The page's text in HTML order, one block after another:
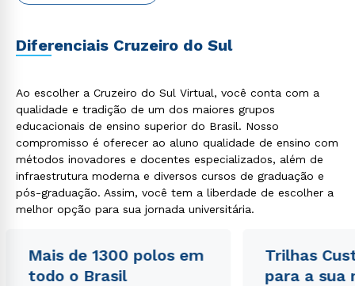
Diferenciais Cruzeiro do Sul
Ao escolher a Cruzeiro do Sul Virtual, você conta com a
qualidade e tradição de um dos maiores grupos
educacionais de ensino superior do Brasil. Nosso
compromisso é oferecer ao aluno qualidade de ensino com
métodos inovadores e docentes especializados, além de
infraestrutura moderna e diversos cursos de graduação e
pós-graduação. Assim, você tem a liberdade de escolher a
melhor opção para sua jornada universitária.
Mais de 1300 polos em
todo o Brasil
Trilhas
para a sua